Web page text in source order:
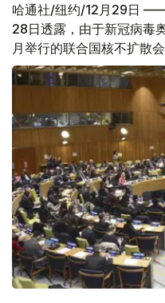
哈通社/纽约/12月29日
28日透露，由于新冠病毒
月举行的联合国核不扩散